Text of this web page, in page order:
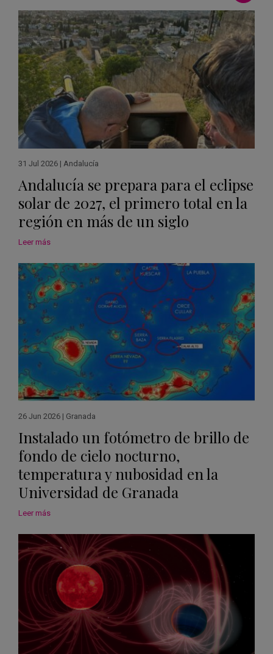
31 Jul 2026 | Andalucía
Andalucía se prepara para el eclipse
solar de 2027, el primero total en la
región en más de un siglo
Leer más
26 Jun 2026 | Granada
Instalado un fotómetro de brillo de
fondo de cielo nocturno,
temperatura y nubosidad en la
Universidad de Granada
Leer más